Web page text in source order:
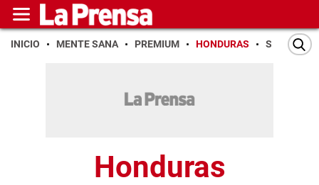
INICIO MENTE SANA PREMIUM HONDURAS SAN PEDRO
Honduras